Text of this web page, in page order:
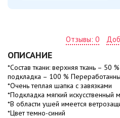
Отзывы: 0
ОПИСАНИЕ
*Состав ткани: верхняя ткань – 50
подкладка – 100 %
*Очень теплая шапка с завязками
*Подкладка мягкий искусственный
*В области ушей имеется
*Цвет темно-синий